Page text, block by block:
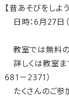
【昔あそびをしよう
日時：6月27日
教室では無料の
詳しくは教室ま
681－2371）
たくさんのご参